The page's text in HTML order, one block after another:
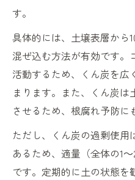
す。
具体的には、土壌表層から
混ぜ込む方法が有効です
活動するため、くん炭を広
まります。また、くん炭
させるため、根腐れ予防に
ただし、くん炭の過剰使
あるため、適量（全体の1
です。定期的に土の状態